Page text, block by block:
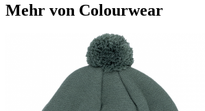
Mehr von Colourwear